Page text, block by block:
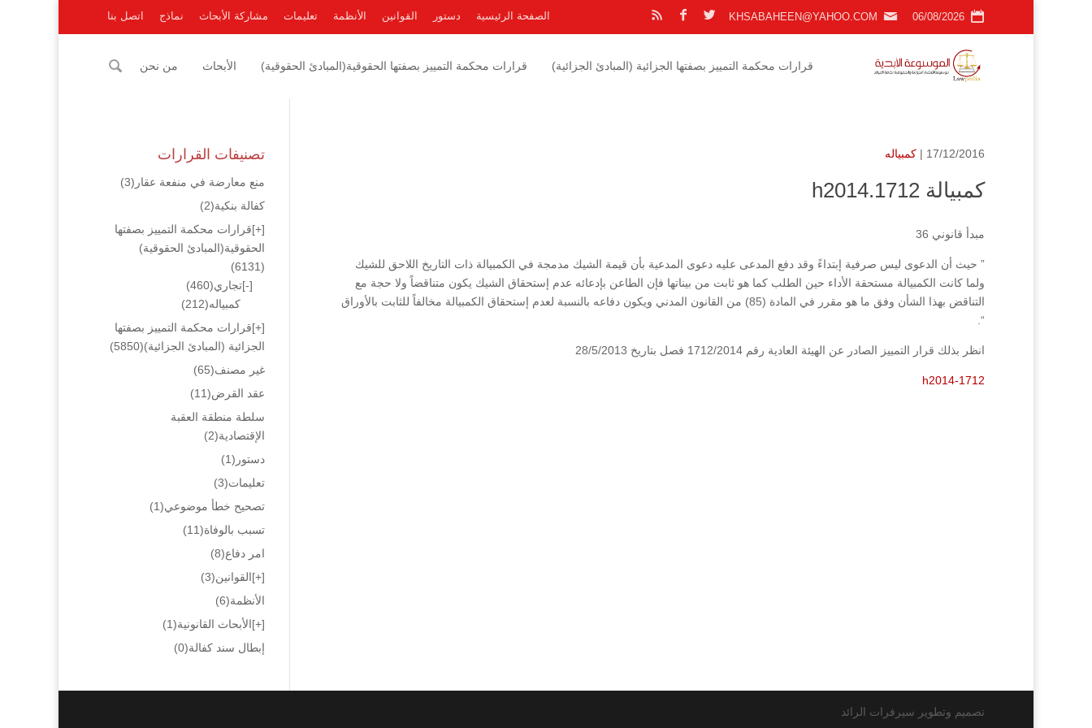
06/08/2026
KHSABAHEEN@YAHOO.COM الصفحة الرئيسية دستور القوانين الأنظمة تعليمات مشاركة الأبحاث نماذج اتصل بنا
قرارات محكمة التمييز بصفتها الجزائية (المبادئ الجزائية) قرارات محكمة التمييز بصفتها الحقوقية(المبادئ الحقوقية) الأبحاث من نحن
17/12/2016 | كمبياله
كمبيالة h2014.1712
مبدأ قانوني 36
” حيث أن الدعوى ليس صرفية إبتداءً وقد دفع المدعى عليه دعوى المدعية بأن قيمة الشيك مدمجة في الكمبيالة ذات التاريخ اللاحق للشيك
ولما كانت الكمبيالة مستحقة الأداء حين الطلب كما هو ثابت من بيناتها فإن الطاعن بإدعائه عدم إستحقاق الشيك يكون متناقضاً ولا حجة مع
التناقض بهذا الشأن وفق ما هو مقرر في المادة (85) من القانون المدني ويكون دفاعه بالنسبة لعدم إستحقاق الكمبيالة مخالفاً للثابت بالأوراق
“.
انظر بذلك قرار التمييز الصادر عن الهيئة العادية رقم 1712/2014 فصل بتاريخ 28/5/2013
h2014-1712
تصنيفات القرارات
منع معارضة في منفعة عقار (3)
كفالة بنكية(2)
[+]قرارات محكمة التمييز بصفتها
الحقوقية(المبادئ الحقوقية)
(6131)
[-]تجاري(460)
كمبياله(212)
[+]قرارات محكمة التمييز بصفتها
الجزائية (المبادئ الجزائية)(5850)
غير مصنف(65)
عقد القرض(11)
سلطة منطقة العقبة
الإقتصادية(2)
دستور (1)
تعليمات(3)
تصحيح خطأ موضوعي(1)
تسبب بالوفاة(11)
امر دفاع(8)
[+]القوانين(3)
الأنظمة(6)
[+]الأبحاث القانونية(1)
إبطال سند كفالة(0)
تصميم وتطوير سيرفرات الرائد